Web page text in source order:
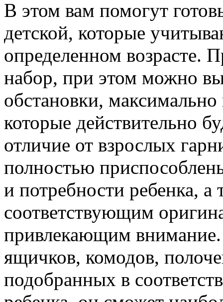
В этом вам помогут
детской, которые
определенном возрасте.
набор, при этом можно
обстановки,
которые действительно
отличие от взрослых
полностью
и потребности ребенка, а
соответствующим
привлекающим
ящичков, комодов,
подобранных в